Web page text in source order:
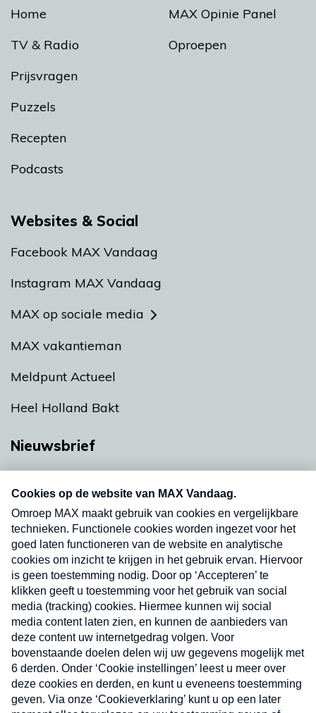
Home
TV & Radio
Prijsvragen
Puzzels
Recepten
Podcasts
MAX Opinie Panel
Oproepen
Websites & Social
Facebook MAX Vandaag
Instagram MAX Vandaag
MAX op sociale media
MAX vakantieman
Meldpunt Actueel
Heel Holland Bakt
Nieuwsbrief
nieuwsbrief. Elke vrijdag- en dinsdagochtend in
uw mailbox.
Verzend
Nieuwsbrief
Neem hier een gratis abonnement op onze